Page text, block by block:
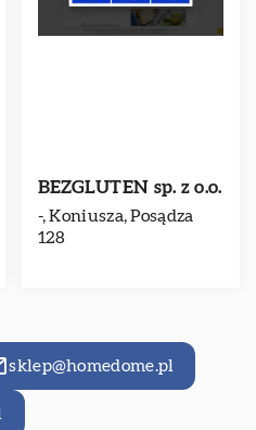
BEZGLUTEN sp. z o.o.
-, Koniusza, Posądza
128
sklep@homedome.pl